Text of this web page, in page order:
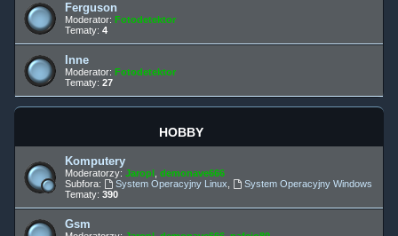
Ferguson
Moderator: Fotodetektor
Tematy: 4
Inne
Moderator: Fotodetektor
Tematy: 27
HOBBY
Komputery
Moderatorzy: Jaropl demonave666
Subfora:
System Operacyjny Linux
System Operacyjny Windows
Tematy: 390
Gsm